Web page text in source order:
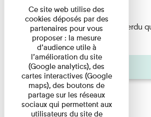
Du 15/08/2026 au 15/08/2026
Il semblerait qu’Albert Kahn a perdu
Accompagnés d’une ...
Agenda
Ce site web utilise des
cookies déposés par des
partenaires pour vous
proposer : la mesure
d’audience utile à
l’amélioration du site
(Google analytics), des
cartes interactives (Google
maps), des boutons de
partage sur les réseaux
sociaux qui permettent aux
utilisateurs du site de